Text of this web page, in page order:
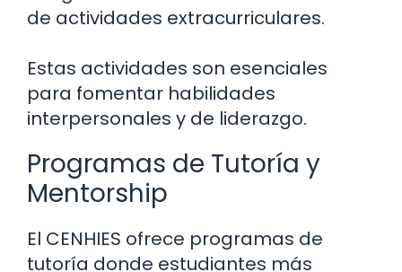
de actividades extracurriculares.
Estas actividades son esenciales
para fomentar habilidades
interpersonales y de liderazgo.
Programas de Tutoría y
Mentorship
El CENHIES ofrece programas de
tutoría donde estudiantes más